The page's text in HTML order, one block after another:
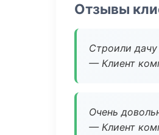
Отзывы
Строили
— Клиент
Очень
— Клиент